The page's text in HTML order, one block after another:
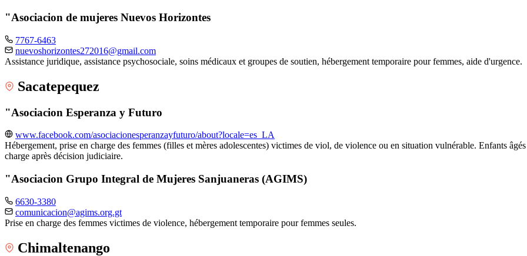
"Asociacion de mujeres Nuevos Horizontes
7767-6463
nuevoshorizontes272016@gmail.com
Assistance juridique, assistance psychosociale, soins médicaux et groupes de soutien, hébergement temporaire pour femmes, aide d'urgence.
Sacatepequez
"Asociacion Esperanza y Futuro
www.facebook.com/asociacionesperanzayfuturo/about?locale=es_LA
Hébergement, prise en charge des femmes (filles et mères adolescentes) victimes de viol, de violence ou en situation vulnérable. Enfants
charge après décision judiciaire.
"Asociacion Grupo Integral de Mujeres Sanjuaneras (AGIMS)
6630-3380
comunicacion@agims.org.gt
Prise en charge des femmes victimes de violence, hébergement temporaire pour femmes seules.
Chimaltenango